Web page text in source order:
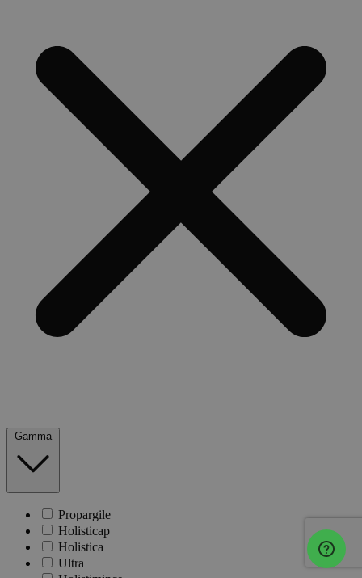
Gamma
Propargile
Holisticap
Holistica
Ultra